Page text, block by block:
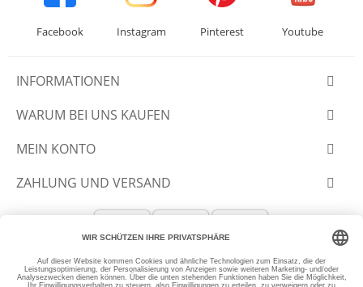
Facebook Instagram Pinterest Youtube
INFORMATIONEN
WARUM BEI UNS KAUFEN
MEIN KONTO
ZAHLUNG UND VERSAND